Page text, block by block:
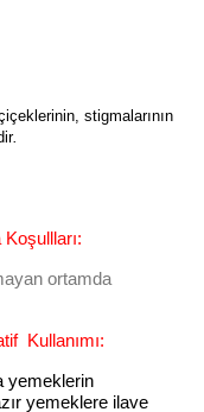
stigmalarının
.
ortamda
Kullanımı:
yemeklerin
yemeklere ilave